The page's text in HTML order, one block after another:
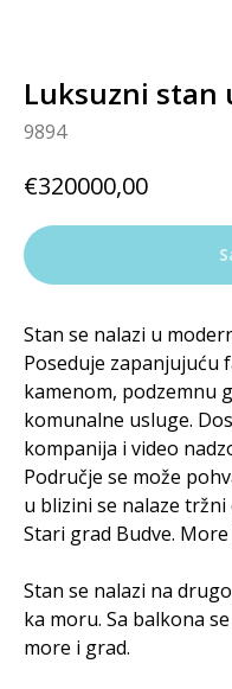
Luksuzni stan
9894
€320000,00
Stan se nalazi u
Poseduje zapanjujuću
kamenom, podzemnu
komunalne usluge.
kompanija i video
Područje se može
u blizini se nalaze tržni
Stari grad Budve.
Stan se nalazi na
ka moru. Sa balkona
more i grad.